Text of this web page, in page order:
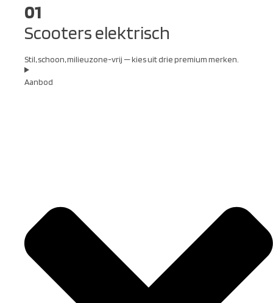
01
Scooters elektrisch
Stil, schoon, milieuzone-vrij — kies uit drie premium merken.
Aanbod